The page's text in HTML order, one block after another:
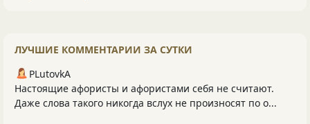
ЛУЧШИЕ КОММЕНТАРИИ ЗА СУТКИ
PLutоvkА
Настоящие афористы и афористами себя не считают.
Даже слова такого никогда вслух не произносят по о...